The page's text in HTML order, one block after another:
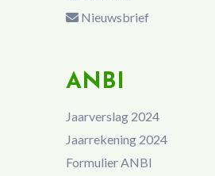
Nieuwsbrief
ANBI
Jaarverslag 2024
Jaarrekening 2024
Formulier ANBI